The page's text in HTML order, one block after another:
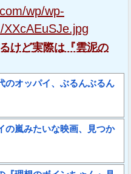
wp/wp-
けど実際は『雲泥の
のオッパイ、ぶるんぶるん
の嵐みたいな映画、見つか